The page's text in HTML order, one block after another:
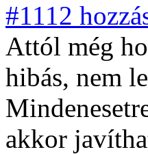
#1112
Attól még
hibás, nem
akkor